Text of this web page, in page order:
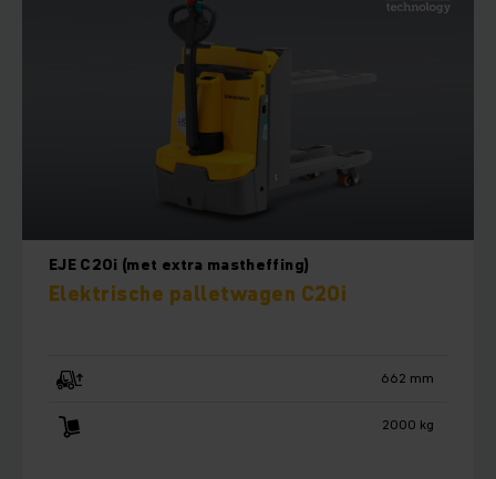
EJE C20i (met extra mastheffing)
Elektrische palletwagen C20i
662 mm
2000 kg